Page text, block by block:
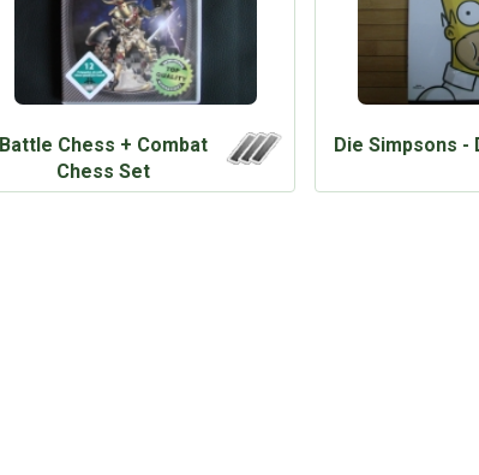
Battle Chess + Combat
Chess Set
Die Simpsons -